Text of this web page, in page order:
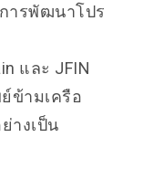
การพัฒนาโปร
และ JFIN
ข้ามเครือ
างเป็น